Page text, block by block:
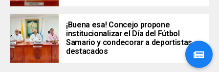
¡Buena esa! Concejo propone
institucionalizar el Día del Fútbol
Samario y condecorar a deportistas
destacados